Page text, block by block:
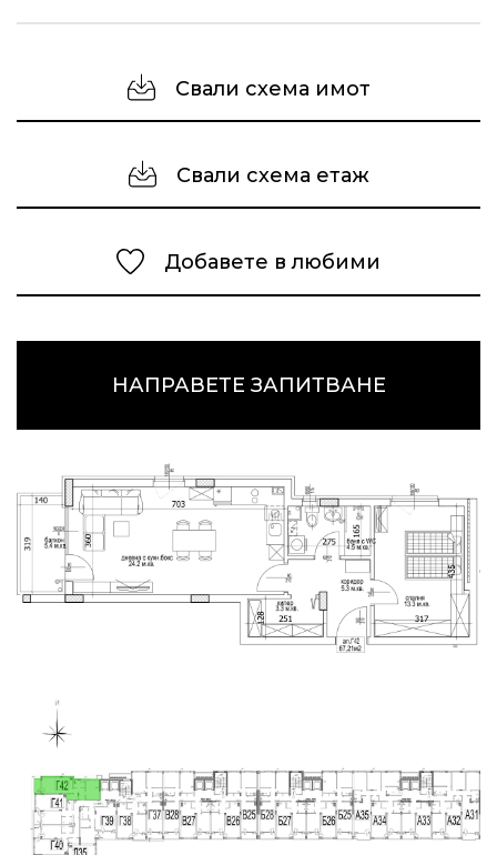
Свали схема имот
Свали схема етаж
Добавете в любими
НАПРАВЕТЕ ЗАПИТВАНЕ